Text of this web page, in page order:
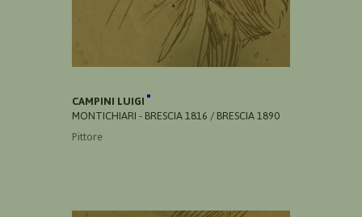
CAMPINI LUIGI
MONTICHIARI - BRESCIA 1816 / BRESCIA 1890
Pittore